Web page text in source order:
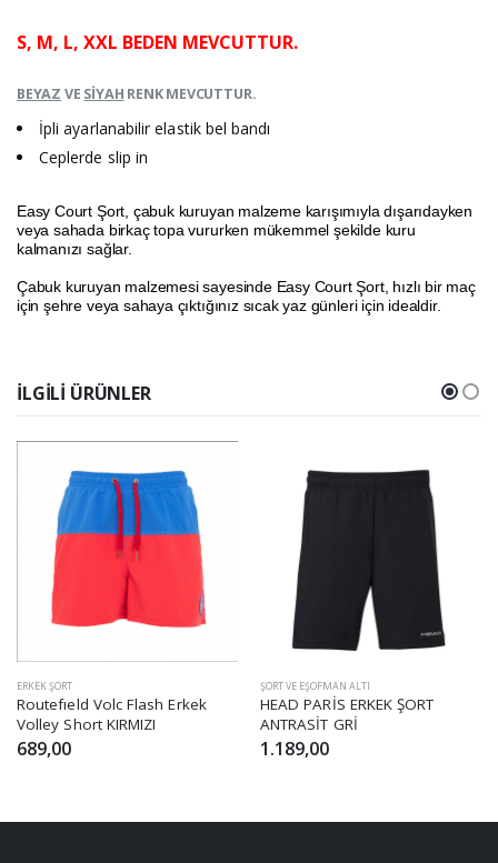
S, M, L, XXL BEDEN MEVCUTTUR.
BEYAZ VE SİYAH RENK MEVCUTTUR.
İpli ayarlanabilir elastik bel bandı
Ceplerde slip in
Easy Court Şort, çabuk kuruyan malzeme karışımıyla dışarıdayken
veya sahada birkaç topa vururken mükemmel şekilde kuru
kalmanızı sağlar.
Çabuk kuruyan malzemesi sayesinde Easy Court Şort, hızlı bir maç
için şehre veya sahaya çıktığınız sıcak yaz günleri için idealdir.
İLGILI ÜRÜNLER
ERKEK ŞORT
Routefıeld Volc Flash Erkek
Volley Short KIRMIZI
689,00
ŞORT VE EŞOFMAN ALTI
HEAD PARİS ERKEK ŞORT
ANTRASİT GRİ
1.189,00